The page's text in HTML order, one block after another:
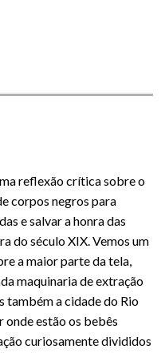
reflexão crítica sobre o
corpos negros para
e salvar a honra das
do século XIX. Vemos um
a maior parte da tela,
maquinaria de extração
também a cidade do Rio
onde estão os bebês
curiosamente divididos